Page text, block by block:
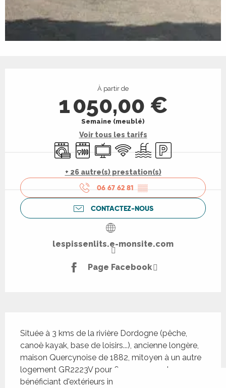
À partir de
1 050,00 €
Semaine (meublé)
Voir tous les tarifs
Lave lingeLave vaisselle
Télévision
WiFi PiscineParking
+ 26 autre(s) prestation(s)
06 67 62 81 ▒▒
CONTACTEZ-NOUS
lespissenlits.e-monsite.com
Page Facebook
Située à 3 kms de la rivière Dordogne (pêche,
canoë kayak, base de loisirs...), ancienne longère,
maison Quercynoise de 1882, mitoyen à un autre
logement GR2223V pour 6 personnes et
bénéficiant d'extérieurs indépendants. Vous